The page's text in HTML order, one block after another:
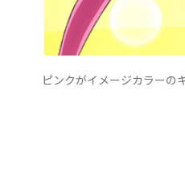
ピンクがイメージカラーの